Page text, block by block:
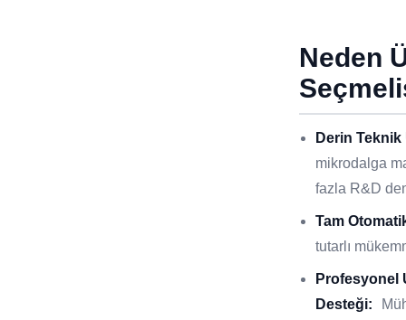
Neden
Derin Teknik
mikrodalga
fazla R&D
Tam
tutarlı
Profesyonel
Desteği: